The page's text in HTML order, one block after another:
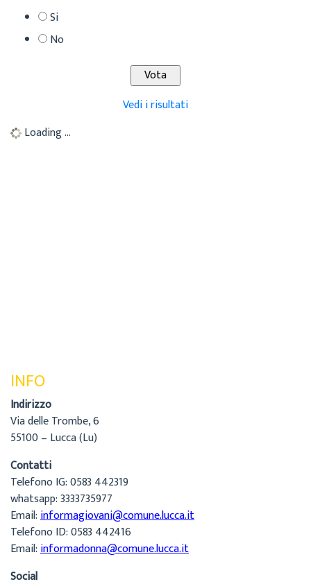
Si
No
Vedi i risultati
Loading ...
INFO
Indirizzo
Via delle Trombe, 6
55100 – Lucca (Lu)
Contatti
Telefono IG: 0583 442319
whatsapp: 3333735977
Email:informagiovani@comune.lucca.it
Telefono ID: 0583 442416
Email:informadonna@comune.lucca.it
Social